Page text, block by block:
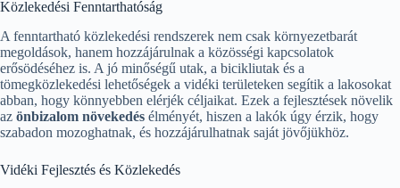
Közlekedési Fenntarthatóság
A fenntartható közlekedési rendszerek nem csak környezetbarát
megoldások, hanem hozzájárulnak a közösségi kapcsolatok
erősödéséhez is. A jó minőségű utak, a bicikliutak és a
tömegközlekedési lehetőségek a vidéki területeken segítik a lakosokat
abban, hogy könnyebben elérjék céljaikat. Ezek a fejlesztések növelik
az önbizalom növekedés élményét, hiszen a lakók úgy érzik, hogy
szabadon mozoghatnak, és hozzájárulhatnak saját jövőjükhöz.
Vidéki Fejlesztés és Közlekedés